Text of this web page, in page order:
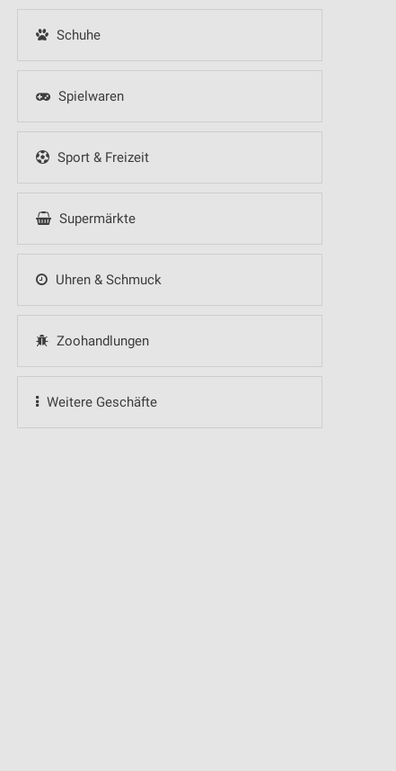
Schuhe
Spielwaren
Sport & Freizeit
Supermärkte
Uhren & Schmuck
Zoohandlungen
Weitere Geschäfte